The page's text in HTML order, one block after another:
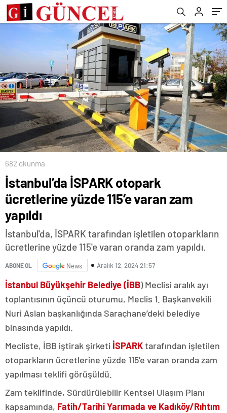
682 okunma
İstanbul’da İSPARK otopark
ücretlerine yüzde 115’e varan zam
yapıldı
İstanbul'da, İSPARK tarafından işletilen otoparkların
ücretlerine yüzde 115'e varan oranda zam yapıldı.
ABONE OL News Aralık 12, 2024 21:57
İstanbul Büyükşehir Belediye (İBB) Meclisi aralık ayı
toplantısının üçüncü oturumu, Meclis 1. Başkanvekili
Nuri Aslan başkanlığında Saraçhane’deki belediye
binasında yapıldı.
Mecliste, İBB iştirak şirketi İSPARKtarafından işletilen
otoparkların ücretlerine yüzde 115’e varan oranda zam
yapılması teklifi görüşüldü.
Zam teklifinde, Sürdürülebilir Kentsel Ulaşım Planı
kapsamında, Fatih/Tarihi Yarımada ve Kadıköy/Rıhtım